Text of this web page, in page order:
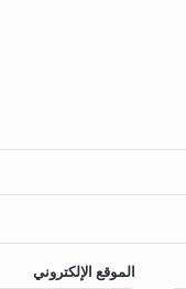
الموقع الإلكتروني